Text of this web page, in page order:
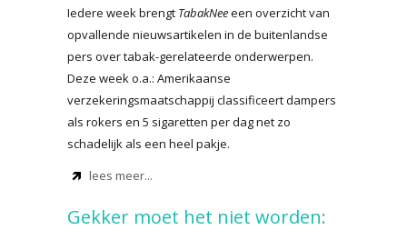
Iedere week brengt TabakNeeeen overzicht van
opvallende nieuwsartikelen in de buitenlandse
pers over tabak-gerelateerde onderwerpen.
Deze week o.a.: Amerikaanse
verzekeringsmaatschappij classificeert dampers
als rokers en 5 sigaretten per dag net zo
schadelijk als een heel pakje.
lees meer...
Gekker moet het niet worden: